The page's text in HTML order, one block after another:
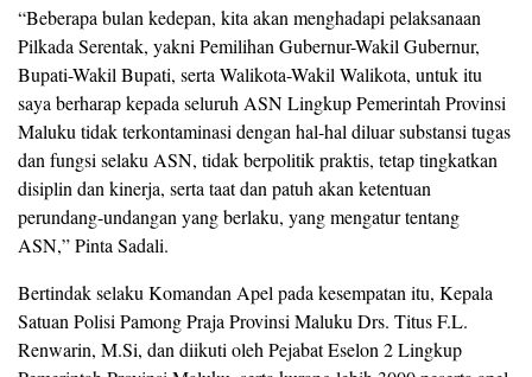
“Beberapa bulan kedepan, kita akan menghadapi pelaksanaan
Pilkada Serentak, yakni Pemilihan Gubernur-Wakil Gubernur,
Bupati-Wakil Bupati, serta Walikota-Wakil Walikota, untuk itu
saya berharap kepada seluruh ASN Lingkup Pemerintah Provinsi
Maluku tidak terkontaminasi dengan hal-hal diluar substansi tugas
dan fungsi selaku ASN, tidak berpolitik praktis, tetap tingkatkan
disiplin dan kinerja, serta taat dan patuh akan ketentuan
perundang-undangan yang berlaku, yang mengatur tentang
ASN,” Pinta Sadali.
Bertindak selaku Komandan Apel pada kesempatan itu, Kepala
Satuan Polisi Pamong Praja Provinsi Maluku Drs. Titus F.L.
Renwarin, M.Si, dan diikuti oleh Pejabat Eselon 2 Lingkup